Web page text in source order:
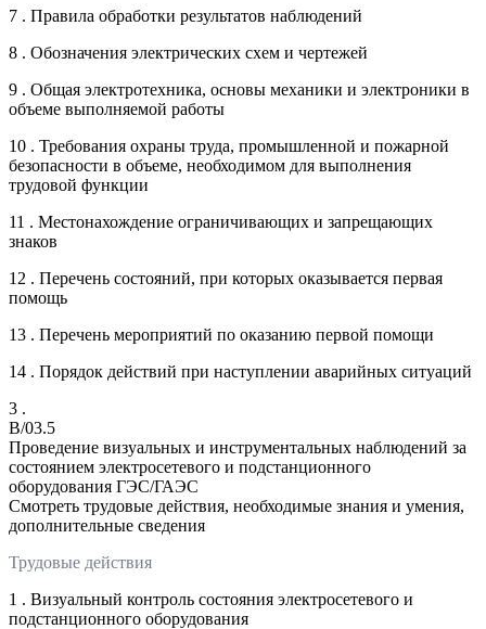
7 . Правила обработки результатов наблюдений
8 . Обозначения электрических схем и чертежей
9 . Общая электротехника, основы механики и электроники в
объеме выполняемой работы
10 . Требования охраны труда, промышленной и пожарной
безопасности в объеме, необходимом для выполнения
трудовой функции
11 . Местонахождение ограничивающих и запрещающих
знаков
12 . Перечень состояний, при которых оказывается первая
помощь
13 . Перечень мероприятий по оказанию первой помощи
14 . Порядок действий при наступлении аварийных ситуаций
3 .
B/03.5
Проведение визуальных и инструментальных наблюдений за
состоянием электросетевого и подстанционного
оборудования ГЭС/ГАЭС
Смотреть трудовые действия, необходимые знания и умения,
дополнительные сведения
Трудовые действия
1 . Визуальный контроль состояния электросетевого и
подстанционного оборудования